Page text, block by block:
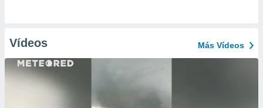
Vídeos Más Vídeos